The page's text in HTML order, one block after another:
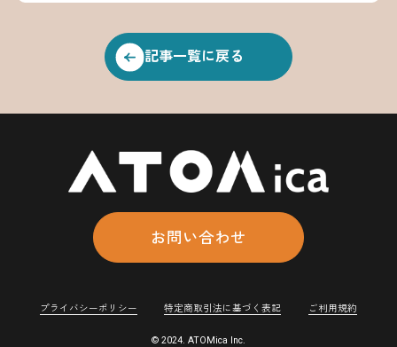
記事一覧に戻る
お問い合わせ
プライバシーポリシー 特定商取引法に基づく表記 ご利用規約
© 2024. ATOMica Inc.